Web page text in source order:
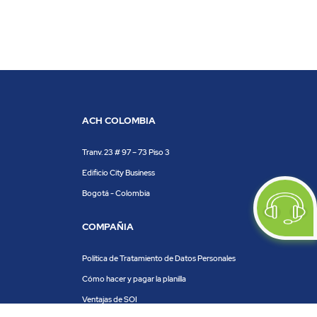
ACH COLOMBIA
Tranv. 23 # 97 – 73 Piso 3
Edificio City Business
Bogotá - Colombia
COMPAÑIA
Política de Tratamiento de Datos Personales
Cómo hacer y pagar la planilla
Ventajas de SOI